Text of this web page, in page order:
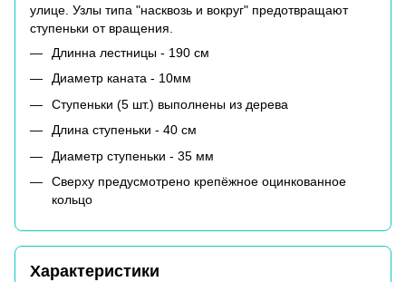
улице. Узлы типа "насквозь и вокруг" предотвращают
ступеньки от вращения.
Длинна лестницы - 190 см
Диаметр каната - 10мм
Ступеньки (5 шт.) выполнены из дерева
Длина ступеньки - 40 см
Диаметр ступеньки - 35 мм
Сверху предусмотрено крепёжное оцинкованное
кольцо
Характеристики